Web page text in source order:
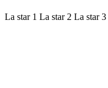
La star 1 La star 2 La star 3